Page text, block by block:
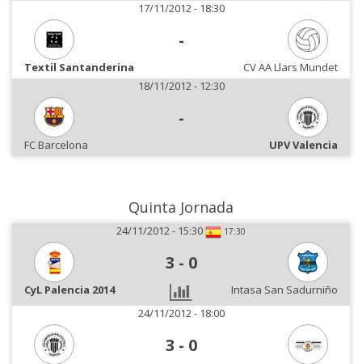
17/11/2012 - 18:30
-
Textil Santanderina
CV AA Llars Mundet
18/11/2012 - 12:30
-
FC Barcelona UPV Valencia
Quinta Jornada
24/11/2012 - 15:30 17:30
3 - 0
CyL Palencia 2014
Intasa San Sadurniño
24/11/2012 - 18:00
3 - 0